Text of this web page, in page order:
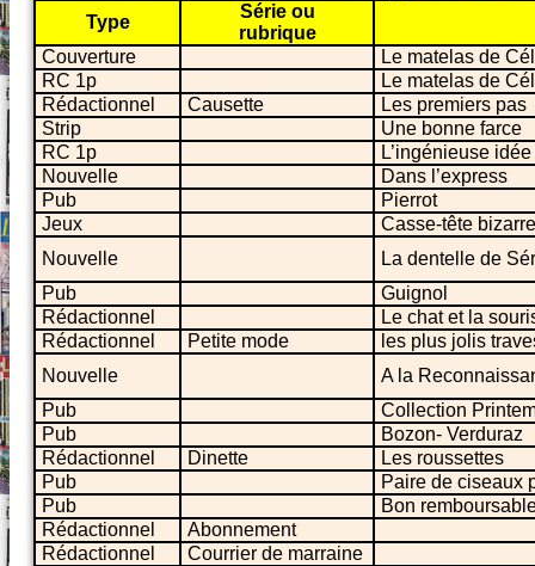
Type
Série ou
rubrique
Couverture
Le matelas de
RC 1p
Le matelas de
Rédactionnel
Causette
Les premiers pas
Strip
Une bonne farce
RC 1p
L’ingénieuse
Nouvelle
Dans l’express
Pub
Pierrot
Jeux
Casse-tête bizarre
Nouvelle
La dentelle de
Pub
Guignol
Rédactionnel
Le chat et la
Rédactionnel
Petite mode
les plus jolis
Nouvelle
A la
Pub
Collection
Pub
Bozon- Verduraz
Rédactionnel
Dinette
Les roussettes
Pub
Paire de ciseaux
Pub
Bon
Rédactionnel
Abonnement
Rédactionnel
Courrier de marraine